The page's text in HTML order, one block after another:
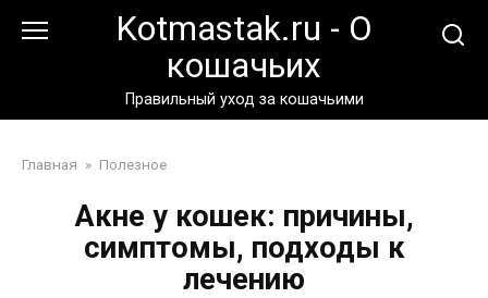
Kotmastak.ru - О
кошачьих
Правильный уход за кошачьими
Главная » Полезное
Акне у кошек: причины,
симптомы, подходы к
лечению